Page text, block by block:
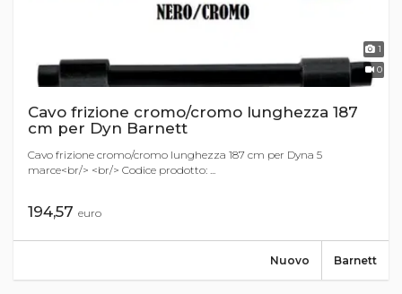
1
0
Cavo frizione cromo/cromo lunghezza 187
cm per Dyn Barnett
Cavo frizione cromo/cromo lunghezza 187 cm per Dyna 5
marce<br/> <br/> Codice prodotto: ...
194,57 euro
Barnett
Nuovo